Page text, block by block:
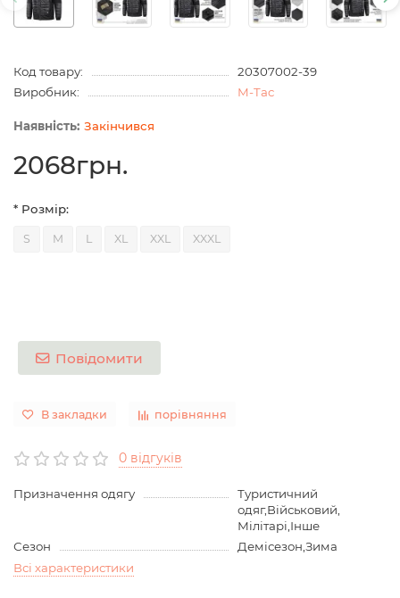
Код товару:
20307002-39
Виробник:
M-Tac
Закінчився
2068грн.
* Розмір:
S M L XL XXL XXXL
Повідомити
В закладки порівняння
0 відгуків
Призначення одягу
Туристичний
одяг,Військовий,
Мілітарі,Інше
Сезон
Демісезон,Зима
Всі характеристики